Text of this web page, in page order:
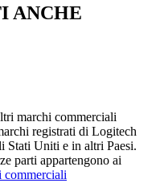
ANCHE
marchi commerciali
registrati di Logitech
Stati Uniti e in altri Paesi.
parti appartengono ai
commerciali